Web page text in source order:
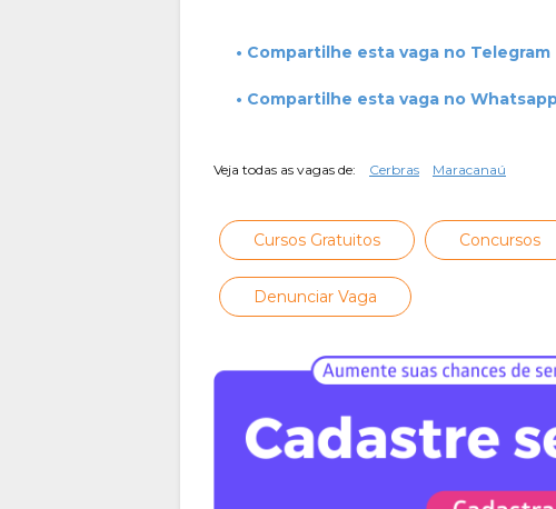
• Compartilhe esta vaga no Telegram
• Compartilhe esta vaga no
Veja todas as vagas de: Cerbras Maracanaú
Cursos Gratuitos Concursos
Denunciar Vaga